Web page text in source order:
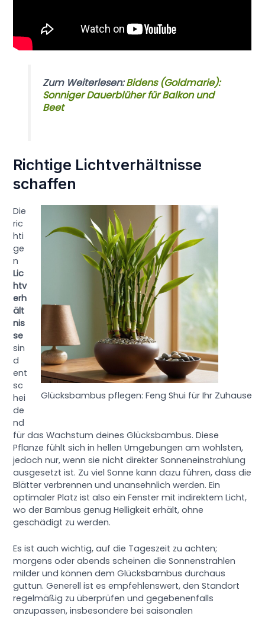
Zum Weiterlesen:Bidens (Goldmarie):
Sonniger Dauerblüher für Balkon und
Beet
Richtige Lichtverhältnisse
schaffen
Glücksbambus pflegen: Feng Shui für Ihr Zuhause
Die
ric
hti
ge
n
Lic
htv
erh
ält
nis
se
sin
d
ent
sc
hei
de
nd
für das Wachstum deines Glücksbambus. Diese
Pflanze fühlt sich in hellen Umgebungen am wohlsten,
jedoch nur, wenn sie nicht direkter Sonneneinstrahlung
ausgesetzt ist. Zu viel Sonne kann dazu führen, dass die
Blätter verbrennen und unansehnlich werden. Ein
optimaler Platz ist also ein Fenster mit indirektem Licht,
wo der Bambus genug Helligkeit erhält, ohne
geschädigt zu werden.
Es ist auch wichtig, auf die Tageszeit zu achten;
morgens oder abends scheinen die Sonnenstrahlen
milder und können dem Glücksbambus durchaus
guttun. Generell ist es empfehlenswert, den Standort
regelmäßig zu überprüfen und gegebenenfalls
anzupassen, insbesondere bei saisonalen